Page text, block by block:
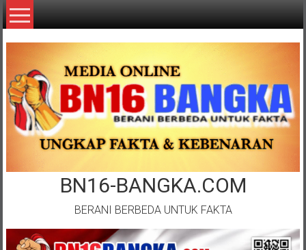
Lompat
ke
BN16-BANGKA.COM
BERANI BERBEDA UNTUK FAKTA